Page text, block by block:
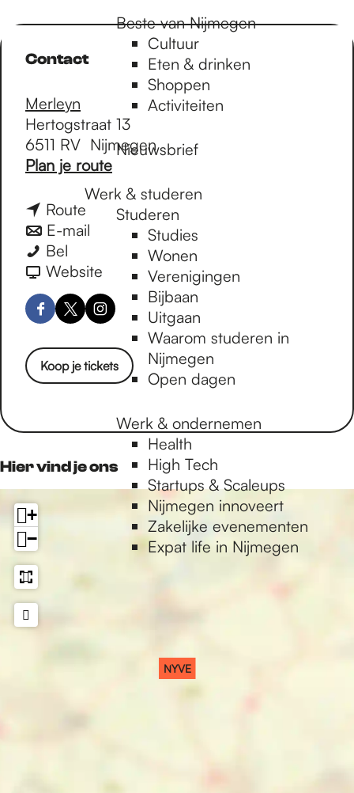
Beste van Nijmegen
Cultuur
Eten & drinken
Shoppen
Activiteiten
Nieuwsbrief
Werk & studeren
Studeren
Studies
Wonen
Verenigingen
Bijbaan
Uitgaan
Waarom studeren in
Nijmegen
Open dagen
Werk & ondernemen
Health
High Tech
Startups & Scaleups
Nijmegen innoveert
Zakelijke evenementen
Expat life in Nijmegen
Contact
Merleyn
Hertogstraat 13
6511 RV Nijmegen
Plan je routen
a
a
E
Route
a
r
N
Y
E
E-mail
a
r
N
V
E
Bel
Y
V
E
Website
a
n
Y
V
F
c
e
k
e
n
X
e
r
n
I
s
t
a
Koop je tickets
Hier vind je ons
NYVE
+
−